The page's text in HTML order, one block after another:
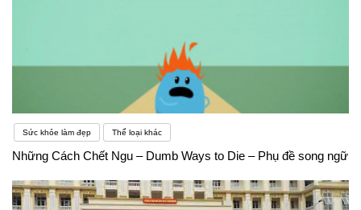
Sức khỏe làm đẹp Thể loại khác
Những Cách Chết Ngu – Dumb Ways to Die – Phụ đề song ngữ